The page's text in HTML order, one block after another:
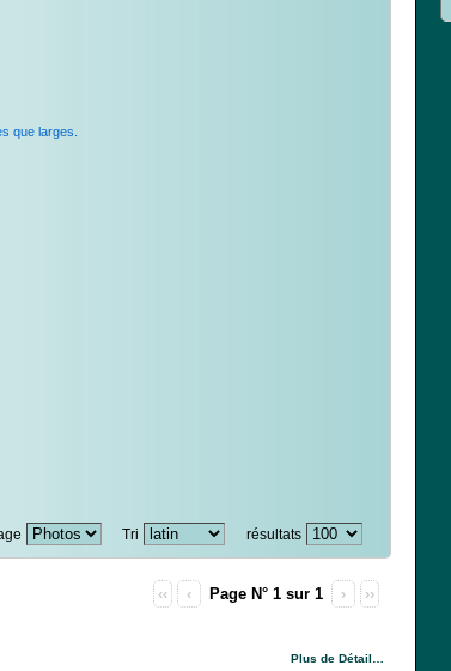
que larges.
Tri résultats
‹‹ ‹ Page N° 1 sur 1 › ››
Plus de Détail…